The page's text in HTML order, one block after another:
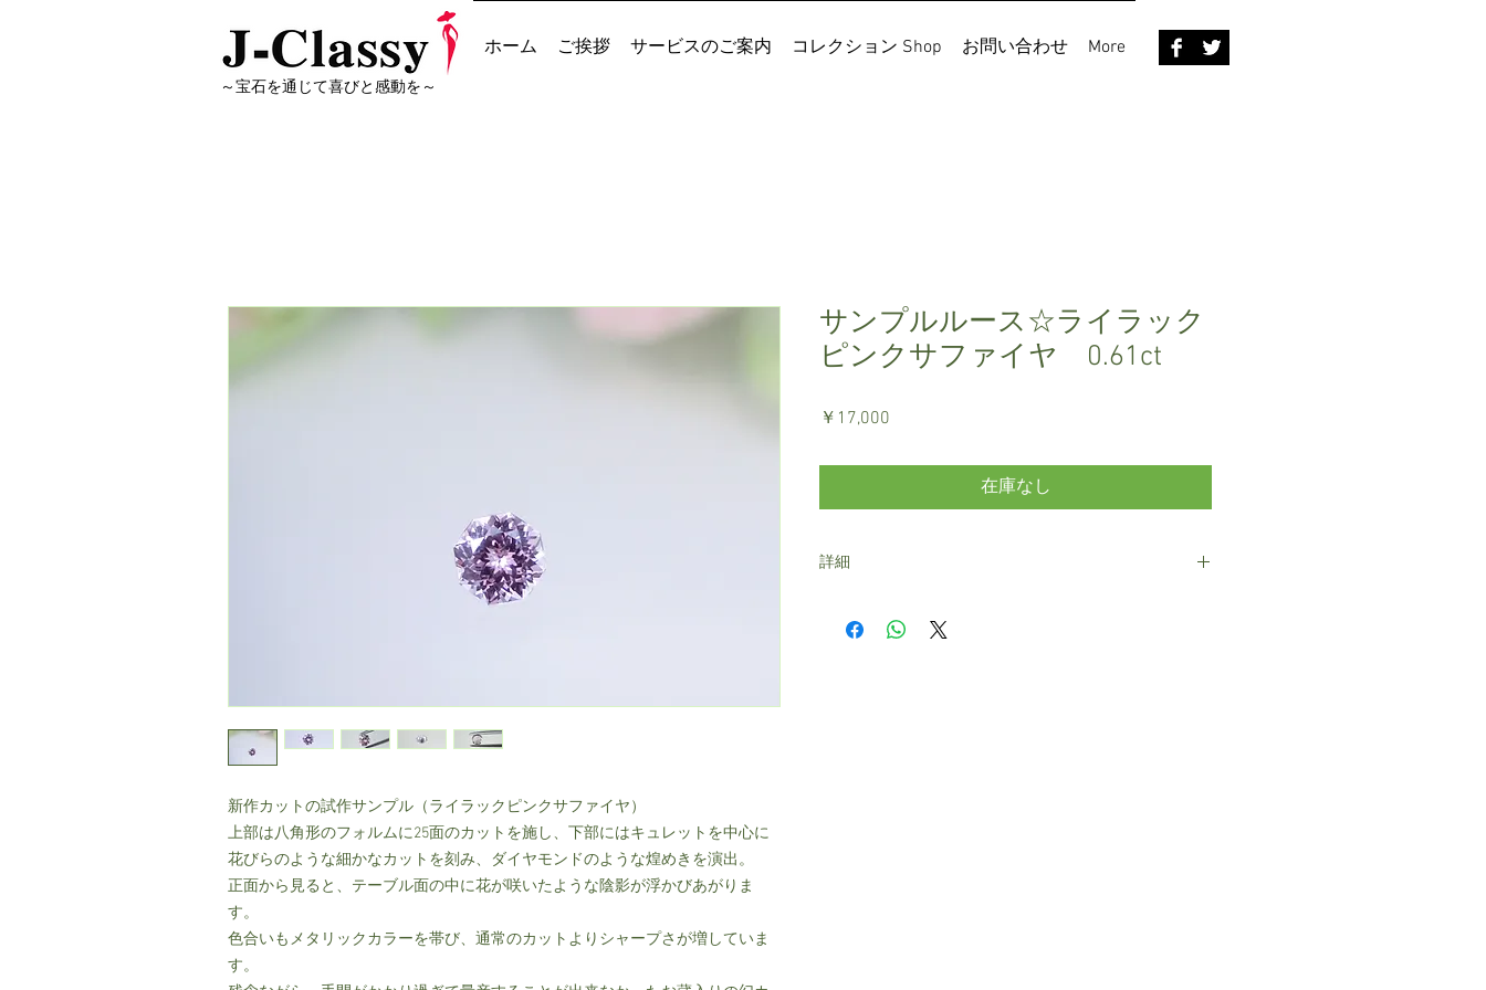
ホーム ご挨拶 サービスのご案内 コレクション Shop お問い合わせ More
～宝石を通じて喜びと感動を～
新作カットの試作サンプル（ライラックピンクサファイヤ）
上部は八角形のフォルムに25面のカットを施し、下部にはキュレットを中心に
花びらのような細かなカットを刻み、ダイヤモンドのような煌めきを演出。
正面から見ると、テーブル面の中に花が咲いたような陰影が浮かびあがりま
す。
色合いもメタリックカラーを帯び、通常のカットよりシャープさが増していま
す。
サンプルルース☆ライラック
ピンクサファイヤ 0.61ct
￥17,000
在庫なし
詳細
サイズ：直径約5mm（直径ダイヤ換算0.5ct前後）